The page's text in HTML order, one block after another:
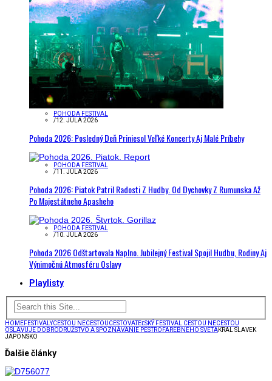
POHODA FESTIVAL
/12. JÚLA 2026
Pohoda 2026: Posledný Deň Priniesol Veľké Koncerty Aj Malé Príbehy
POHODA FESTIVAL
/11. JÚLA 2026
Pohoda 2026: Piatok Patril Radosti Z Hudby. Od Dychovky Z Rumunska Až
Po Majestátneho Apasheho
POHODA FESTIVAL
/10. JÚLA 2026
Pohoda 2026 Odštartovala Naplno. Jubilejný Festival Spojil Hudbu, Rodiny Aj
Výnimočnú Atmosféru Oslavy
Playlisty
HOMEFESTIVALYCESTOU NECESTOUCESTOVATEĽSKÝ FESTIVAL CESTOU NECESTOU
OSLAVUJE DOBRODRUŽSTVO A SPOZNÁVANIE PESTROFAREBNÉHO SVETAKRAL SLAVEK
JAPONSKO
Ďalšie články